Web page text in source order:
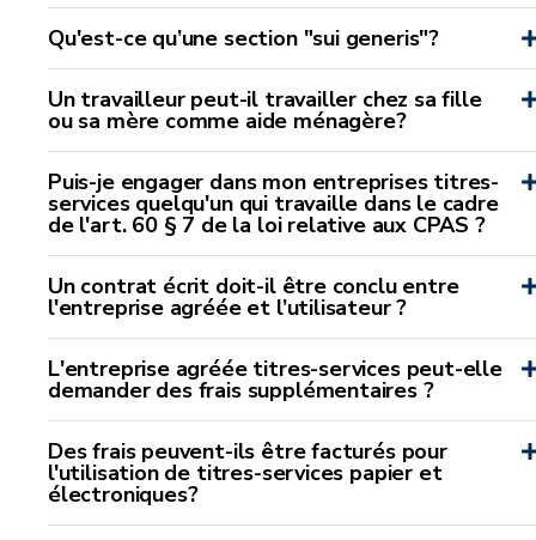
Qu'est-ce qu’une section "sui generis"?
Un travailleur peut-il travailler chez sa fille
ou sa mère comme aide ménagère?
Puis-je engager dans mon entreprises titres-
services quelqu'un qui travaille dans le cadre
de l'art. 60 § 7 de la loi relative aux CPAS ?
Un contrat écrit doit-il être conclu entre
l'entreprise agréée et l’utilisateur ?
L'entreprise agréée titres-services peut-elle
demander des frais supplémentaires ?
Des frais peuvent-ils être facturés pour
l'utilisation de titres-services papier et
électroniques?